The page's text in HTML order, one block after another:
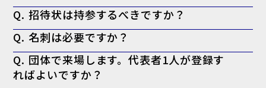
ッジ（入場証）」を印刷してお持ちください。当日会場でも印刷可能で
すが、混雑回避のため事前の印刷を推奨しております。なお、名刺の提
出は不要です。
Q. 招待状は持参するべきですか？
※特にVIP招待状がお手元に届いてる方で、印刷したバッジに「VIP」
と表示されない場合、バッジに加えてお手元の「VIP招待状」を当日会
場受付までお持ちください。
Q. 名刺は必要ですか？
場可能です。
Q. 団体で来場します。代表者1人が登録す
ればよいですか？